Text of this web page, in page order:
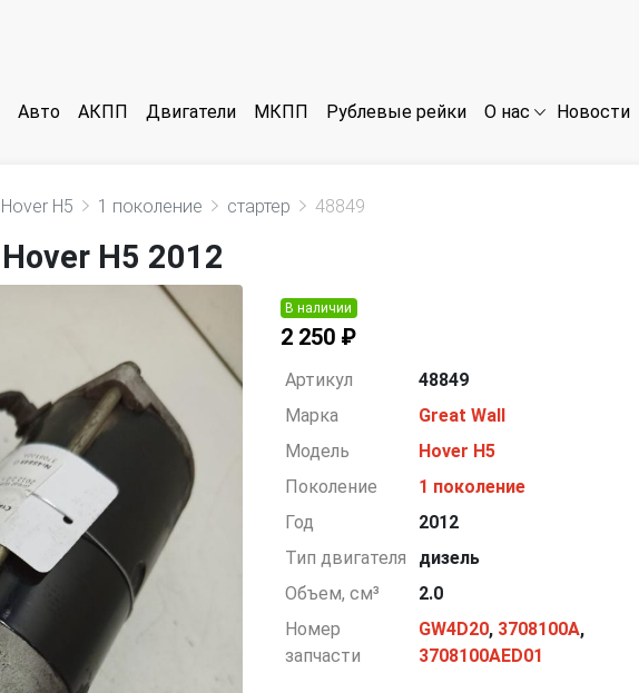
Авто АКПП Двигатели МКПП Рублевые рейки О нас Новости
Hover H5 1 поколение стартер 48849
H5 2012
В наличии
2 250 ₽
Артикул
48849
Марка
Great Wall
Модель
Hover H5
Поколение
1 поколение
Год
2012
Тип двигателя
дизель
Объем, см³
2.0
Номер
запчасти
GW4D20, 3708100A,
3708100AED01